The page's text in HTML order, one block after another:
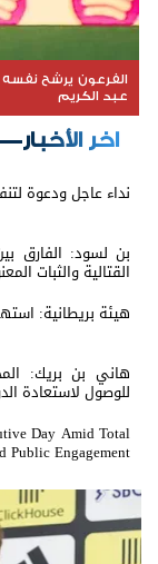
عبد الكريم
اخر الأخبار
نداء عاجل ودعوة
بن لسود: الفارق
القتالية والثبات
هيئة بريطانية:
هاني بن بريك:
للوصول لاستعادة
Day Amid Total
Public Engagement.